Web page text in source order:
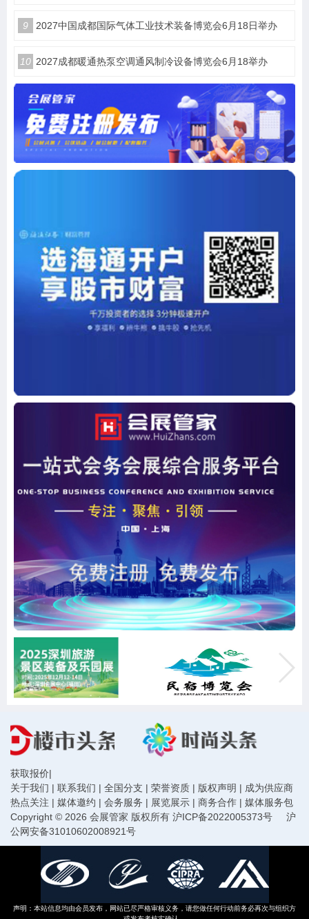
9 2027中国成都国际气体工业技术装备博览会6月18日举办
10 2027成都暖通热泵空调通风制冷设备博览会6月18举办
获取报价|
关于我们 | 联系我们 | 全国分支 | 荣誉资质 | 版权声明 | 成为供应商
热点关注 | 媒体邀约 | 会务服务 | 展览展示 | 商务合作 | 媒体服务包
Copyright © 2026 会展管家 版权所有 沪ICP备2022005373号
沪
公网安备31010602008921号
声明：本站信息均由会员发布，网站已尽严格审核义务，请您做任何行动前务必再次与组织方